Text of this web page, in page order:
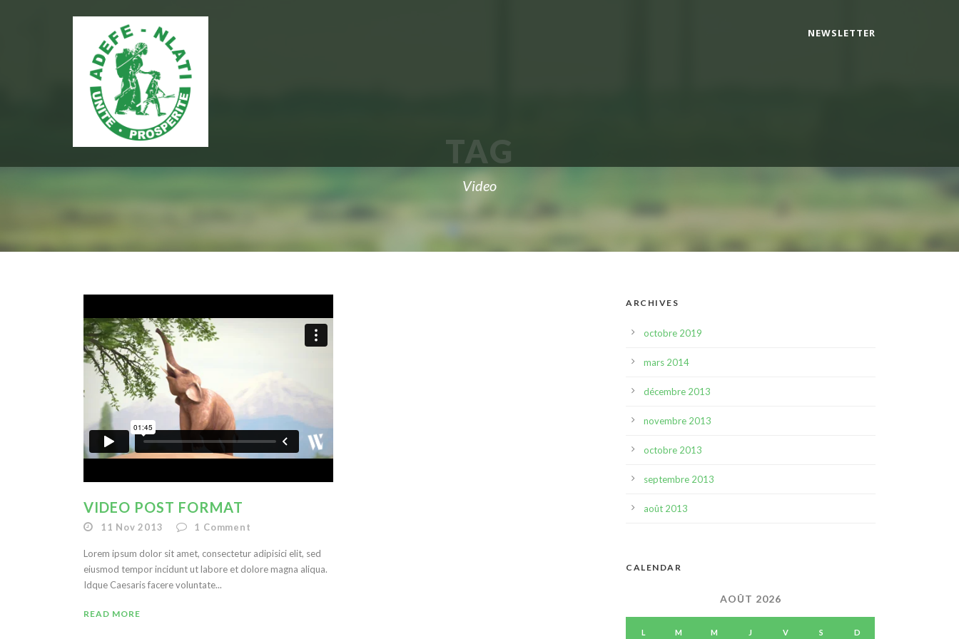
NEWSLETTER
TAG
Video
VIDEO POST FORMAT
11 Nov 2013 1 Comment
Lorem ipsum dolor sit amet, consectetur adipisici elit, sed
eiusmod tempor incidunt ut labore et dolore magna aliqua.
Idque Caesaris facere voluntate...
READ MORE
ARCHIVES
octobre 2019
mars 2014
décembre 2013
novembre 2013
octobre 2013
septembre 2013
août 2013
CALENDAR
AOÛT 2026
L M M J V S D